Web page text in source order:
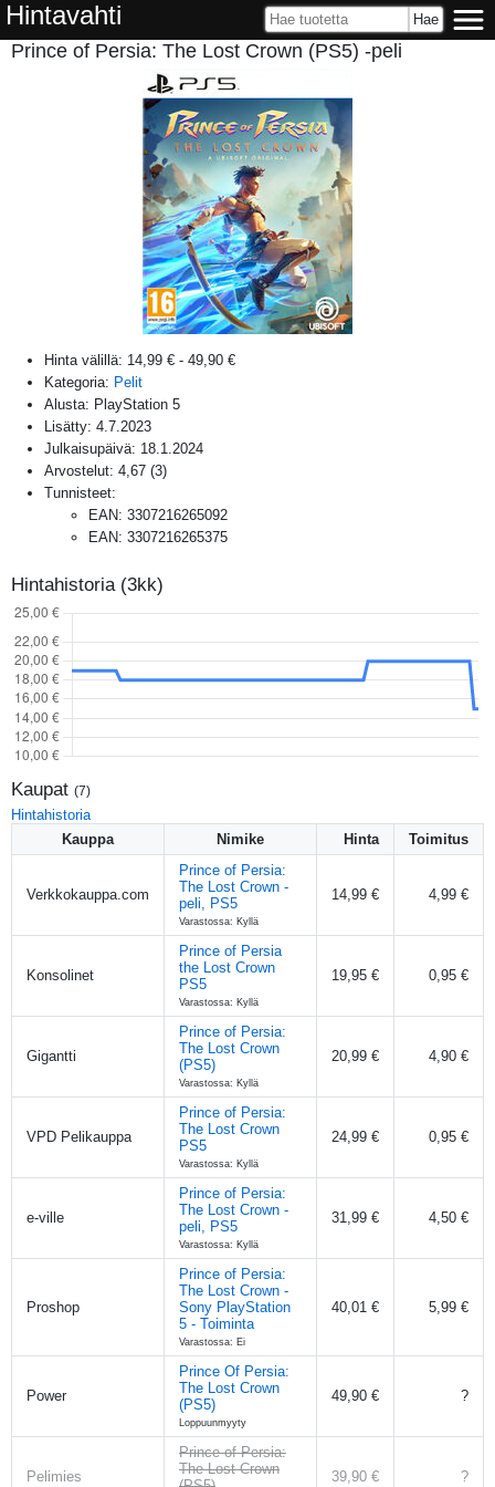
Hintavahti
Prince of Persia: The Lost Crown (PS5) -peli
Hinta välillä: 14,99 € - 49,90 €
Kategoria: Pelit
Alusta: PlayStation 5
Lisätty: 4.7.2023
Julkaisupäivä: 18.1.2024
Arvostelut: 4,67 (3)
Tunnisteet:
EAN: 3307216265092
EAN: 3307216265375
Hintahistoria (3kk)
Kaupat (7)
Hintahistoria
Kauppa
Nimike Hinta Toimitus
Verkkokauppa.com
Prince of Persia:
The Lost Crown -
peli, PS5
Varastossa: Kyllä
14,99 € 4,99 €
Konsolinet
Prince of Persia
the Lost Crown
PS5
Varastossa: Kyllä
19,95 € 0,95 €
Gigantti
Prince of Persia:
The Lost Crown
(PS5)
Varastossa: Kyllä
20,99 € 4,90 €
VPD Pelikauppa
Prince of Persia:
The Lost Crown
PS5
Varastossa: Kyllä
24,99 € 0,95 €
e-ville
Prince of Persia:
The Lost Crown -
peli, PS5
Varastossa: Kyllä
31,99 € 4,50 €
Proshop
Prince of Persia:
The Lost Crown -
Sony PlayStation
5 - Toiminta
Varastossa: Ei
40,01 € 5,99 €
Power
Prince Of Persia:
The Lost Crown
(PS5)
Loppuunmyyty
49,90 € ?
Pelimies
Prince of Persia:
The Lost Crown
39,90 € ?